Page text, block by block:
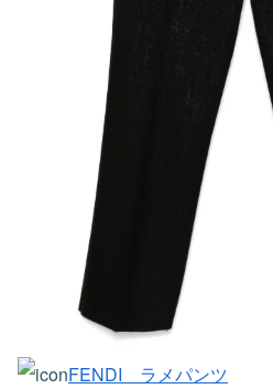
FENDI ラメパンツ